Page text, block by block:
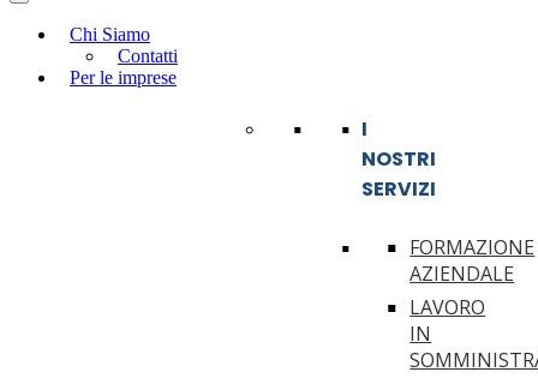
Chi Siamo
Contatti
Per le imprese
I
NOSTRI
SERVIZI
FORMAZIONE
AZIENDALE
LAVORO
IN